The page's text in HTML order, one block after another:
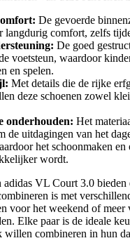
De gevoerde
langdurig comfort, zelfs
De goed
voetsteun, waardoor
en spelen.
Met details die de rijke
deze schoenen zowel
onderhouden: Het
de uitdagingen van het
het schoonmaken
wordt.
adidas VL Court 3.0 bieden
is met
voor het weekend of
Elke paar is de ideale
willen combineren in hun